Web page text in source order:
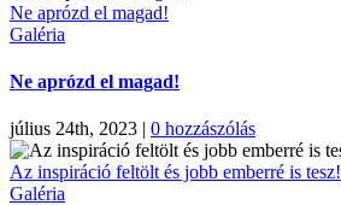
Ne aprózd el magad!
Galéria
Ne aprózd el magad!
július 24th, 2023 | 0 hozzászólás
Az inspiráció feltölt és jobb emberré is tesz!
Galéria